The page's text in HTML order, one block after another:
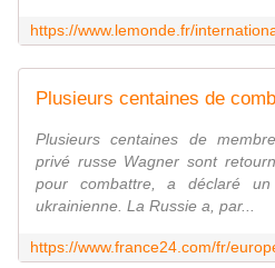
Plusieurs centaines de
privé russe Wagner sont
pour combattre, a déclaré
ukrainienne. La Russie a, par...